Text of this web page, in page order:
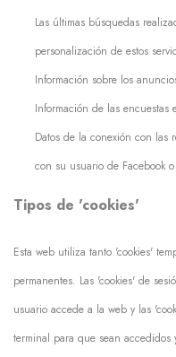
Las últimas búsquedas
personalización de estos
Información sobre los
Información de las
Datos de la conexión con las
con su usuario de Facebook
Tipos de 'cookies'
Esta web utiliza tanto 'cookies'
permanentes. Las 'cookies' de
usuario accede a la web y las
terminal para que sean